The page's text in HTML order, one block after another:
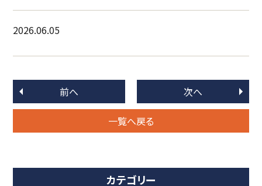
2026.06.05
前へ
一覧へ戻る
次へ
カテゴリー